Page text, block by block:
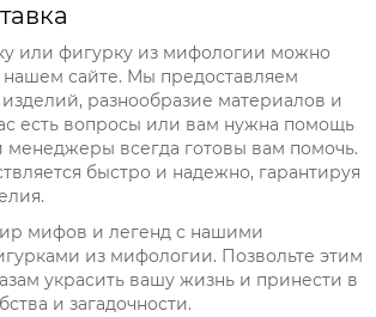
или фигурку из мифологии можно
нашем сайте. Мы предоставляем
разнообразие материалов и
есть вопросы или вам нужна помощь
всегда готовы вам помочь.
быстро и надежно, гарантируя
мифов и легенд с нашими
из мифологии. Позвольте этим
украсить вашу жизнь и принести в
и загадочности.